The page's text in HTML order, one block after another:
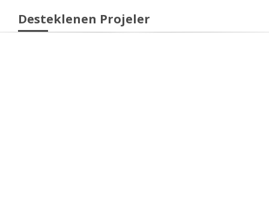
Desteklenen Projeler